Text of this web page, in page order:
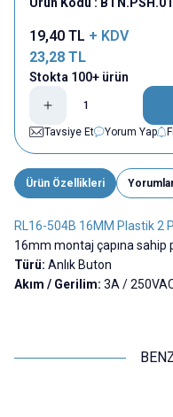
19,40 TL + KDV
23,28 TL
Stokta 100+ ürün
Tavsiye Et
Yorum Yap
Ürün Özellikleri
RL16-504B 16MM Plastik 2
16mm montaj çapına sahip
Türü: Anlık Buton
Akım / Gerilim: 3A /